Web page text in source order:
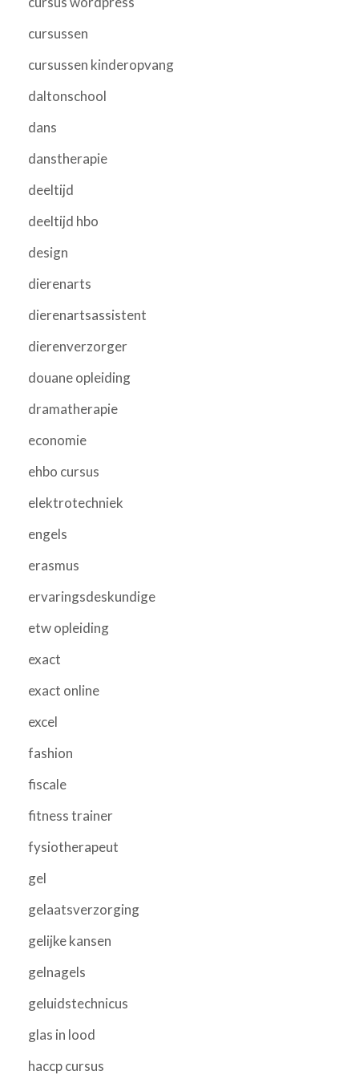
cursussen
cursussen kinderopvang
daltonschool
dans
danstherapie
deeltijd
deeltijd hbo
design
dierenarts
dierenartsassistent
dierenverzorger
douane opleiding
dramatherapie
economie
ehbo cursus
elektrotechniek
engels
erasmus
ervaringsdeskundige
etw opleiding
exact
exact online
excel
fashion
fiscale
fitness trainer
fysiotherapeut
gel
gelaatsverzorging
gelijke kansen
gelnagels
geluidstechnicus
glas in lood
haccp cursus